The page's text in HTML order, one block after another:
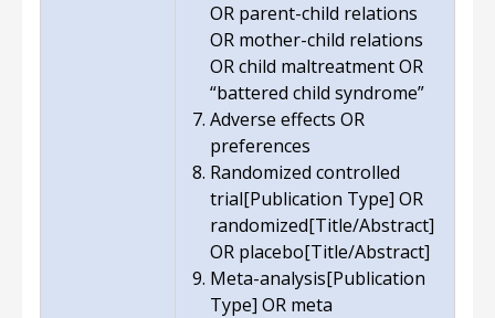
OR parent-child relations
OR mother-child relations
OR child maltreatment OR
“battered child syndrome”
Adverse effects OR
preferences
Randomized controlled
trial[Publication Type] OR
randomized[Title/Abstract]
OR placebo[Title/Abstract]
Meta-analysis[Publication
Type] OR meta